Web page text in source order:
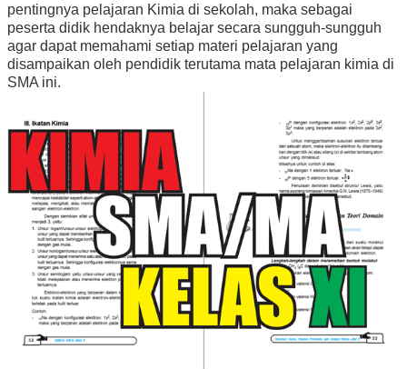
pentingnya pelajaran Kimia di sekolah, maka sebagai
peserta didik hendaknya belajar secara sungguh-sungguh
agar dapat memahami setiap materi pelajaran yang
disampaikan oleh pendidik terutama mata pelajaran kimia di
SMA ini.